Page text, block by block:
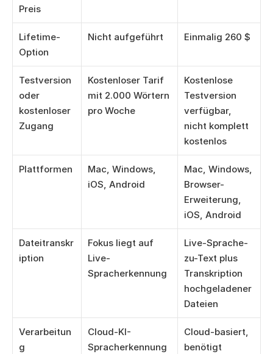
Preis
Lifetime-
Option
Nicht aufgeführt Einmalig 260 $
Testversion
oder
kostenloser
Zugang
Kostenloser Tarif
mit 2.000 Wörtern
pro Woche
Kostenlose
Testversion
verfügbar,
nicht komplett
kostenlos
Plattformen
Mac, Windows,
iOS, Android
Mac, Windows,
Browser-
Erweiterung,
iOS, Android
Dateitranskr
iption
Fokus liegt auf
Live-
Spracherkennung
Live-Sprache-
zu-Text plus
Transkription
hochgeladener
Dateien
Verarbeitun
g
Cloud-KI-
Spracherkennung
Cloud-basiert,
benötigt